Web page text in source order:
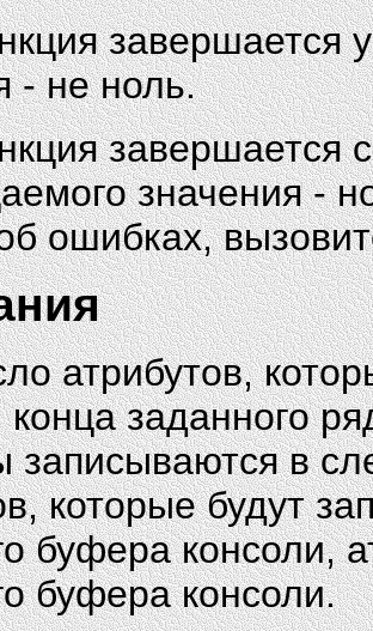
завершается
- не ноль.
завершается
значения -
ошибках,
атрибутов,
заданного
записываются в
которые будут
буфера консоли,
буфера консоли.